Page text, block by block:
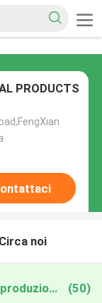
PRODUCTS
Circa noi
aluminium construction profiles produzione online (50)